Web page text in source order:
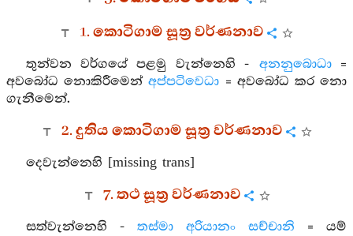
1. කොටිගාම සූත්‍ර වර්ණනාව
තුන්වන වර්ගයේ පළමු වැන්නෙහි - අනනුබොධා=
අවබෝධ නොකිරීමෙන්අප්පටිවෙධා = අවබෝධ කර නො
ගැනීමෙන්.
2. දුතිය කොටිගාම සූත්‍ර වර්ණනාව
දෙවැන්නෙහි [missing trans]
7. තථ සූත්‍ර වර්ණනාව
සත්වැන්නෙහි -තස්මා අරියානං සච්චානි = යම්